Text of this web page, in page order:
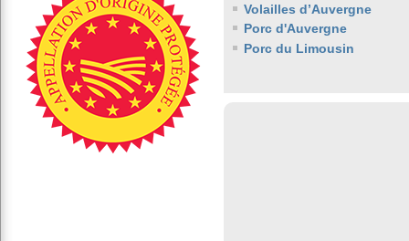
Volailles d’Auvergne
Porc d'Auvergne
Porc du Limousin